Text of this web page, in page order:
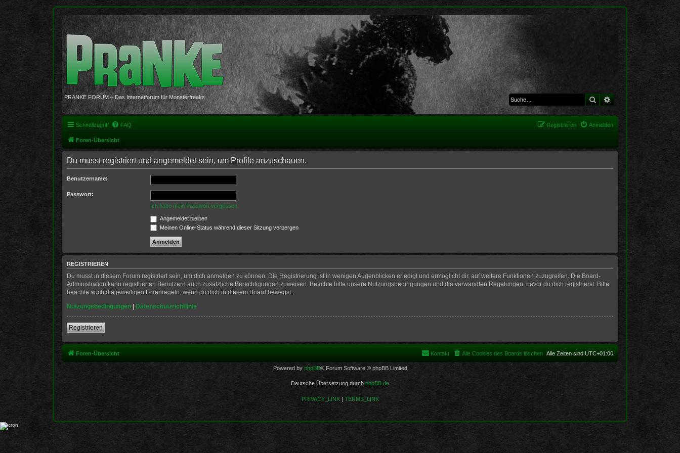
PRANKE FORUM – Das Internetforum für Monsterfreaks Suche Erweiterte Suche
Schnellzugriff FAQ Anmelden
Registrieren
Foren-Übersicht
Du musst registriert und angemeldet sein, um Profile anzuschauen.
Benutzername:
Passwort:
Ich habe mein Passwort vergessen
Angemeldet bleiben
Meinen Online-Status während dieser Sitzung verbergen
REGISTRIEREN
Du musst in diesem Forum registriert sein, um dich anmelden zu können. Die Registrierung ist in wenigen Augenblicken erledigt und ermöglicht dir, auf weitere Funktionen zuzugreifen. Die Board-
Administration kann registrierten Benutzern auch zusätzliche Berechtigungen zuweisen. Beachte bitte unsere Nutzungsbedingungen und die verwandten Regelungen, bevor du dich registrierst. Bitte
beachte auch die jeweiligen Forenregeln, wenn du dich in diesem Board bewegst.
Nutzungsbedingungen | Datenschutzrichtlinie
Registrieren
Foren-Übersicht Alle Zeiten sind UTC+01:00
Alle Cookies des Boards löschen
Kontakt
Powered by phpBB® Forum Software © phpBB Limited
Deutsche Übersetzung durch phpBB.de
PRIVACY_LINK| TERMS_LINK